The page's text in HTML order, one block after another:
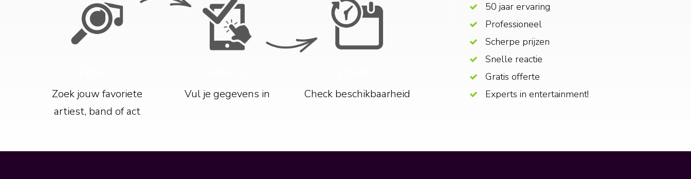
Zoek jouw favoriete
artiest, band of act
Vul je gegevens in Check beschikbaarheid
50 jaar ervaring
Professioneel
Scherpe prijzen
Snelle reactie
Gratis offerte
Experts in entertainment!